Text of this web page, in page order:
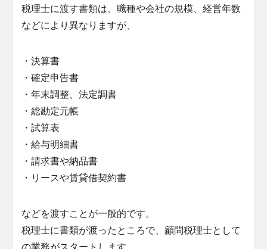
税理士に渡す書類は、職種や会社の規模、経営年数
などにより異なりますが、
・決算書
・確定申告書
・年末調整、法定調書
・総勘定元帳
・試算表
・給与明細書
・請求書や納品書
・リースや賃貸借契約書
などを渡すことが一般的です。
税理士に書類が渡ったところで、顧問税理士として
の業務がスタートします。